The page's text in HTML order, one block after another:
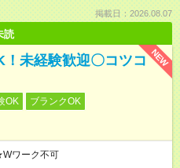
掲載日：2026.08.07
読
NEW
未経験歓迎〇コツコ
OK
ブランクOK
ワーク不可